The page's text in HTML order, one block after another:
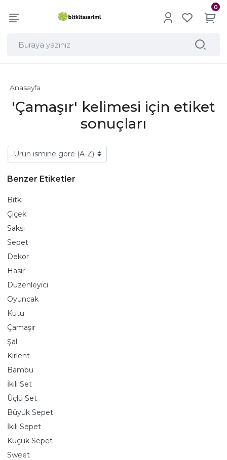
0
'Çamaşır' kelimesi için etiket
sonuçları
Anasayfa
Benzer Etiketler
Bitki
Çiçek
Saksı
Sepet
Dekor
Hasır
Düzenleyici
Oyuncak
Kutu
Çamaşır
Şal
Kırlent
Bambu
İkili Set
Üçlü Set
Büyük Sepet
İkili Sepet
Küçük Sepet
Sweet